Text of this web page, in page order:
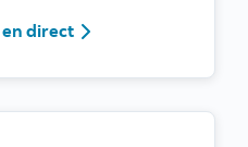
en directRendez-vous à